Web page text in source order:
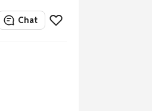
Chat